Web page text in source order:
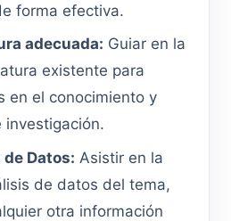
forma efectiva.
adecuada: Guiar en la
existente para
en el conocimiento y
Datos: Asistir en la
de datos del tema,
otra información